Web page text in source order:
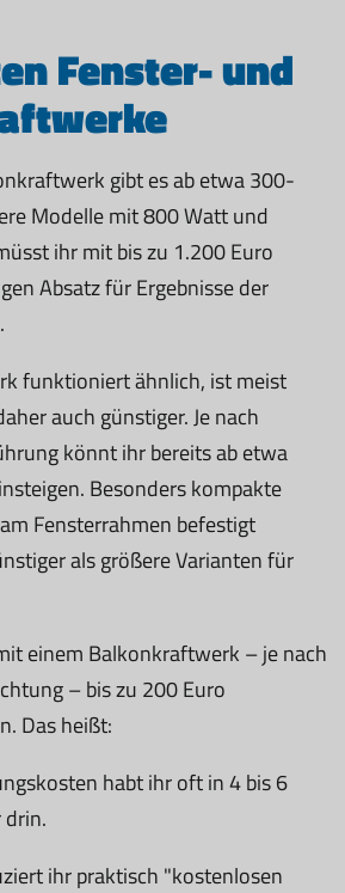
Fenster- und
gibt es ab etwa 300-
Modelle mit 800 Watt und
ihr mit bis zu 1.200 Euro
Absatz für Ergebnisse der
funktioniert ähnlich, ist meist
auch günstiger. Je nach
könnt ihr bereits ab etwa
Besonders kompakte
Fensterrahmen befestigt
als größere Varianten für
einem Balkonkraftwerk – je nach
– bis zu 200 Euro
Das heißt:
habt ihr oft in 4 bis 6
drin.
ihr praktisch "kostenlosen